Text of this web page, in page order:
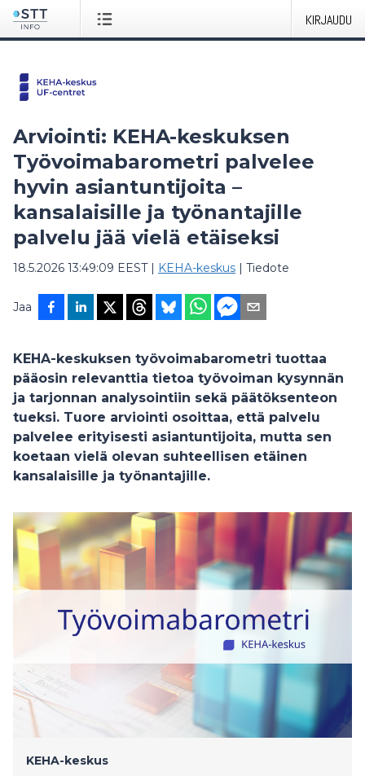
KIRJAUDU
Arviointi: KEHA-keskuksen
Työvoimabarometri palvelee
hyvin asiantuntijoita –
kansalaisille ja työnantajille
palvelu jää vielä etäiseksi
18.5.2026 13:49:09 EEST| KEHA-keskus | Tiedote
Jaa
KEHA-keskuksen työvoimabarometri tuottaa
pääosin relevanttia tietoa työvoiman kysynnän
ja tarjonnan analysointiin sekä päätöksenteon
tueksi. Tuore arviointi osoittaa, että palvelu
palvelee erityisesti asiantuntijoita, mutta sen
koetaan vielä olevan suhteellisen etäinen
kansalaisille ja työnantajille.
KEHA-keskus